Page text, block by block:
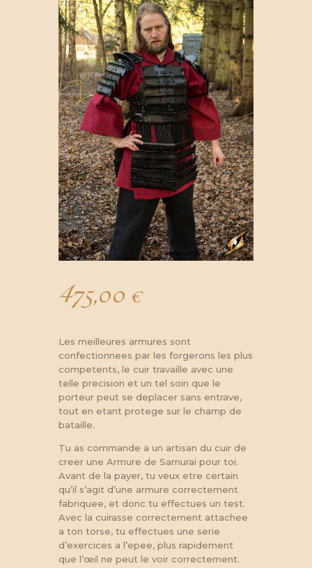
475,00€
Les meilleures armures sont
confectionnees par les forgerons les plus
competents, le cuir travaille avec une
telle precision et un tel soin que le
porteur peut se deplacer sans entrave,
tout en etant protege sur le champ de
bataille.
Tu as commande a un artisan du cuir de
creer une Armure de Samurai pour toi.
Avant de la payer, tu veux etre certain
qu’il s’agit d’une armure correctement
fabriquee, et donc tu effectues un test.
Avec la cuirasse correctement attachee
a ton torse, tu effectues une serie
d’exercices a l’epee, plus rapidement
que l’œil ne peut le voir correctement.